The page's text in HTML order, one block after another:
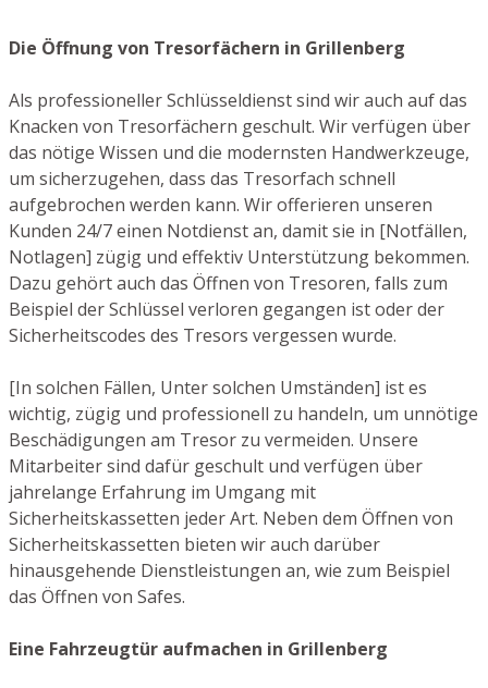
Die Öffnung von Tresorfächern in Grillenberg
Als professioneller Schlüsseldienst sind wir auch auf das
Knacken von Tresorfächern geschult. Wir verfügen über
das nötige Wissen und die modernsten Handwerkzeuge,
um sicherzugehen, dass das Tresorfach schnell
aufgebrochen werden kann. Wir offerieren unseren
Kunden 24/7 einen Notdienst an, damit sie in [Notfällen,
Notlagen] zügig und effektiv Unterstützung bekommen.
Dazu gehört auch das Öffnen von Tresoren, falls zum
Beispiel der Schlüssel verloren gegangen ist oder der
Sicherheitscodes des Tresors vergessen wurde.
[In solchen Fällen, Unter solchen Umständen] ist es
wichtig, zügig und professionell zu handeln, um unnötige
Beschädigungen am Tresor zu vermeiden. Unsere
Mitarbeiter sind dafür geschult und verfügen über
jahrelange Erfahrung im Umgang mit
Sicherheitskassetten jeder Art. Neben dem Öffnen von
Sicherheitskassetten bieten wir auch darüber
hinausgehende Dienstleistungen an, wie zum Beispiel
das Öffnen von Safes.
Eine Fahrzeugtür aufmachen in Grillenberg